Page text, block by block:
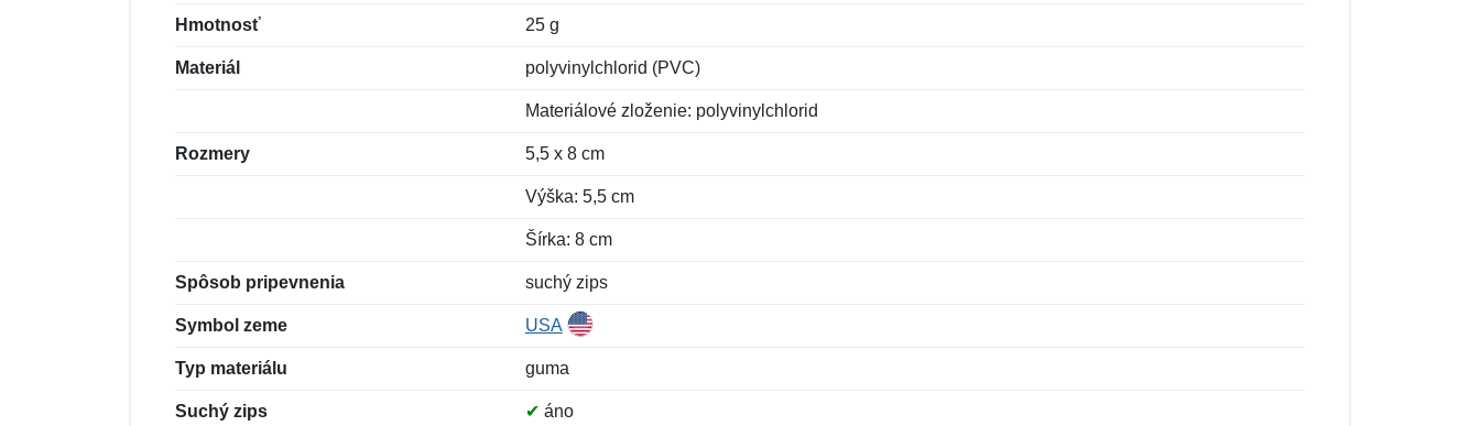
Hmotnosť 25 g
Materiál polyvinylchlorid (PVC)
Materiálové zloženie: polyvinylchlorid
Rozmery 5,5 x 8 cm
Výška: 5,5 cm
Šírka: 8 cm
Spôsob pripevnenia suchý zips
Symbol zeme USA
Typ materiálu guma
Suchý zips ✔ áno